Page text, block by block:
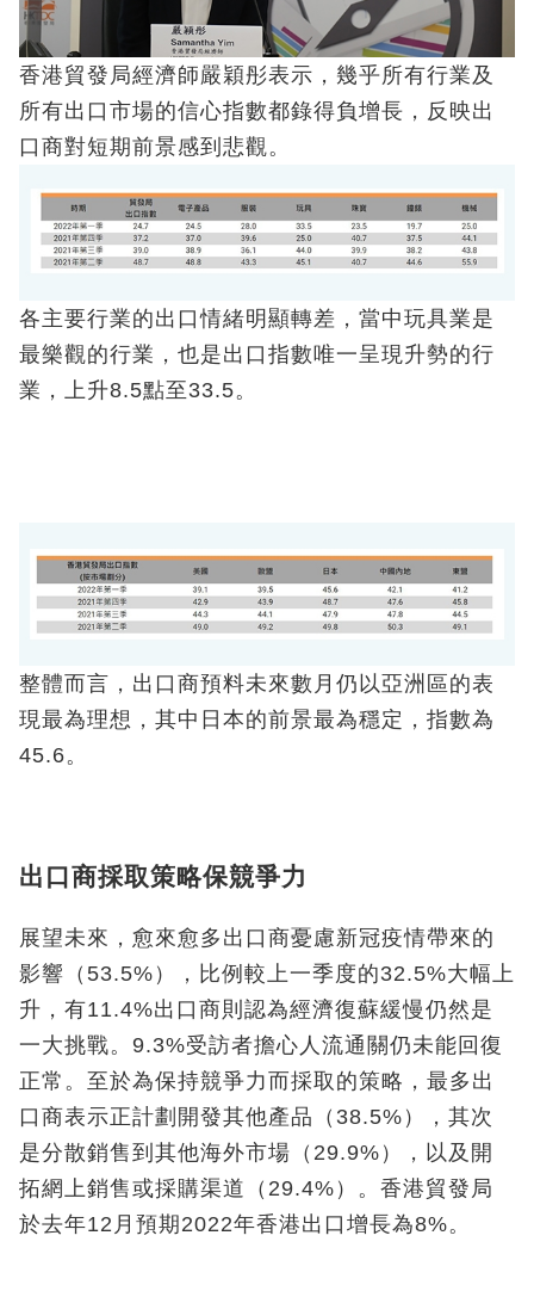
香港貿發局經濟師嚴穎彤表示，幾乎所有行業及
所有出口市場的信心指數都錄得負增長，反映出
口商對短期前景感到悲觀。
各主要行業的出口情緒明顯轉差，當中玩具業是
最樂觀的行業，也是出口指數唯一呈現升勢的行
業，上升8.5點至33.5。
整體而言，出口商預料未來數月仍以亞洲區的表
現最為理想，其中日本的前景最為穩定，指數為
45.6。
出口商採取策略保競爭力
展望未來，愈來愈多出口商憂慮新冠疫情帶來的
影響（53.5%），比例較上一季度的32.5%大幅上
升，有11.4%出口商則認為經濟復蘇緩慢仍然是
一大挑戰。9.3%受訪者擔心人流通關仍未能回復
正常。至於為保持競爭力而採取的策略，最多出
口商表示正計劃開發其他產品（38.5%），其次
是分散銷售到其他海外市場（29.9%），以及開
拓網上銷售或採購渠道（29.4%）。香港貿發局
於去年12月預期2022年香港出口增長為8%。